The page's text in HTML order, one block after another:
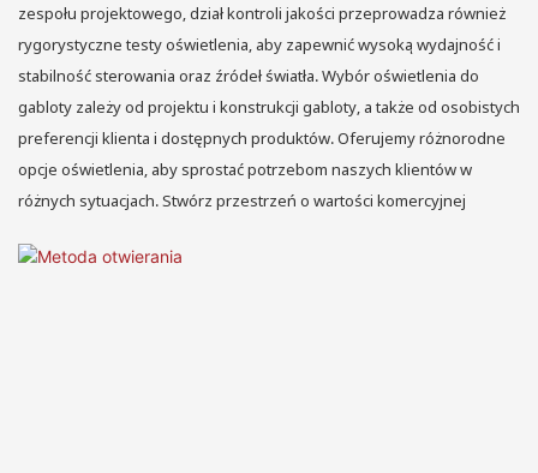
zespołu projektowego, dział kontroli jakości przeprowadza również
rygorystyczne testy oświetlenia, aby zapewnić wysoką wydajność i
stabilność sterowania oraz źródeł światła. Wybór oświetlenia do
gabloty zależy od projektu i konstrukcji gabloty, a także od osobistych
preferencji klienta i dostępnych produktów. Oferujemy różnorodne
opcje oświetlenia, aby sprostać potrzebom naszych klientów w
różnych sytuacjach. Stwórz przestrzeń o wartości komercyjnej